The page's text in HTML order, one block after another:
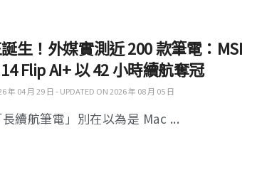
生！外媒實測近 200 款筆電：MSI
Flip AI+ 以 42 小時續航奪冠
年 04 月 29 日 - UPDATED ON 2026 年 08 月 05 日
續航筆電」別在以為是 Mac ...